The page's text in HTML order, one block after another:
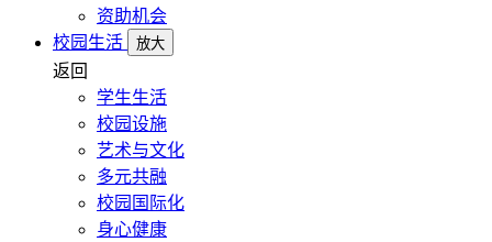
资助机会
校园生活
放大
返回
学生生活
校园设施
艺术与文化
多元共融
校园国际化
身心健康